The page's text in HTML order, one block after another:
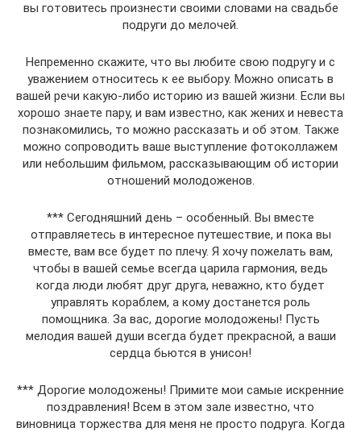
вы готовитесь произнести своими словами на свадьбе
подруги до мелочей.
Непременно скажите, что вы любите свою подругу и с
уважением относитесь к ее выбору. Можно описать в
вашей речи какую-либо историю из вашей жизни. Если вы
хорошо знаете пару, и вам известно, как жених и невеста
познакомились, то можно рассказать и об этом. Также
можно сопроводить ваше выступление фотоколлажем
или небольшим фильмом, рассказывающим об истории
отношений молодоженов.
*** Сегодняшний день – особенный. Вы вместе
отправляетесь в интересное путешествие, и пока вы
вместе, вам все будет по плечу. Я хочу пожелать вам,
чтобы в вашей семье всегда царила гармония, ведь
когда люди любят друг друга, неважно, кто будет
управлять кораблем, а кому достанется роль
помощника. За вас, дорогие молодожены! Пусть
мелодия вашей души всегда будет прекрасной, а ваши
сердца бьются в унисон!
*** Дорогие молодожены! Примите мои самые искренние
поздравления! Всем в этом зале известно, что
виновница торжества для меня не просто подруга. Когда